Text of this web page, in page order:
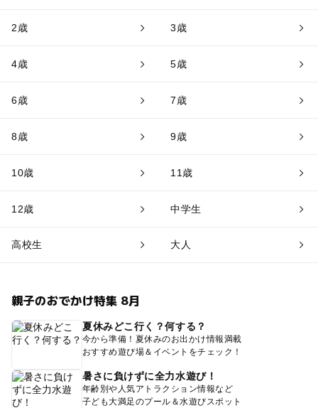
2歳 3歳
4歳 5歳
6歳 7歳
8歳 9歳
10歳 11歳
12歳 中学生
高校生 大人
親子のおでかけ特集 8月
夏休みどこ行く？何する？
今から準備！夏休みのお出かけ情報満載
おすすめ遊び場＆イベントをチェック！
暑さに負けずに全力水遊び！
年齢別や人気アトラクション情報など
子ども大満足のプール＆水遊びスポット